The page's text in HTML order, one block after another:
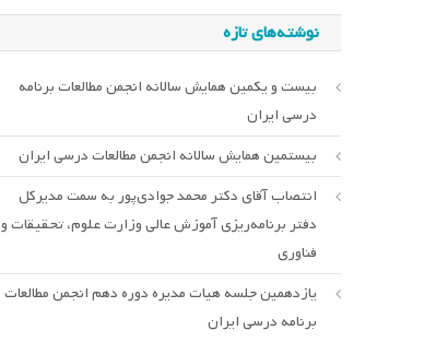
نوشته‌های تازه
بیست و یکمین همایش سالانه انجمن مطالعات برنامه
درسی ایران
بیستمین همایش سالانه انجمن مطالعات درسی ایران
انتصاب آقای دکتر محمد جوادی‌پور به سمت مدیرکل
دفتر برنامه‌ریزی آموزش عالی وزارت علوم، تحقیقات و
فناوری
یازدهمین جلسه هیات مدیره دوره دهم انجمن مطالعات
برنامه درسی ایران